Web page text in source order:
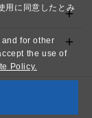
用に同意したとみ
for other
the use of
Policy.